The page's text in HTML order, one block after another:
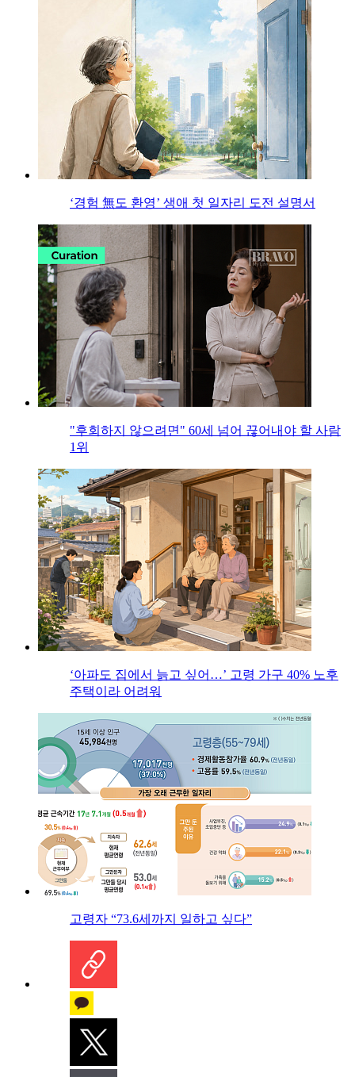
‘경험 無도 환영’ 생애 첫 일자리 도전 설명서
"후회하지 않으려면" 60세 넘어 끊어내야 할 사람
1위
‘아파도 집에서 늙고 싶어…’ 고령 가구 40% 노후
주택이라 어려워
고령자 “73.6세까지 일하고 싶다”